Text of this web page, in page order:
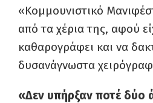
«Κομμουνιστικό
από τα χέρια της, αφού
καθαρογράφει και να
δυσανάγνωστα
«Δεν υπήρξαν ποτέ δύο